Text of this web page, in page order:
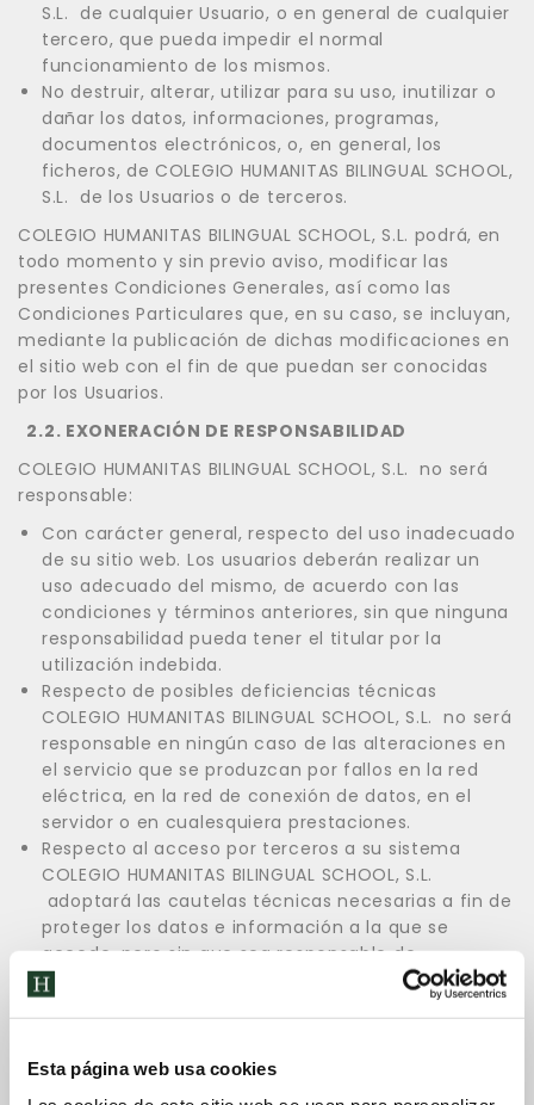
Esta página web usa cookies
S.L. de cualquier Usuario, o en general de cualquier
tercero, que pueda impedir el normal
funcionamiento de los mismos.
No destruir, alterar, utilizar para su uso, inutilizar o
dañar los datos, informaciones, programas,
documentos electrónicos, o, en general, los
ficheros, de COLEGIO HUMANITAS BILINGUAL SCHOOL,
S.L. de los Usuarios o de terceros.
COLEGIO HUMANITAS BILINGUAL SCHOOL, S.L. podrá, en
todo momento y sin previo aviso, modificar las
presentes Condiciones Generales, así como las
Condiciones Particulares que, en su caso, se incluyan,
mediante la publicación de dichas modificaciones en
el sitio web con el fin de que puedan ser conocidas
por los Usuarios.
2.2. EXONERACIÓN DE RESPONSABILIDAD
COLEGIO HUMANITAS BILINGUAL SCHOOL, S.L. no será
responsable:
Con carácter general, respecto del uso inadecuado
de su sitio web. Los usuarios deberán realizar un
uso adecuado del mismo, de acuerdo con las
condiciones y términos anteriores, sin que ninguna
responsabilidad pueda tener el titular por la
utilización indebida.
Respecto de posibles deficiencias técnicas
COLEGIO HUMANITAS BILINGUAL SCHOOL, S.L. no será
responsable en ningún caso de las alteraciones en
el servicio que se produzcan por fallos en la red
eléctrica, en la red de conexión de datos, en el
servidor o en cualesquiera prestaciones.
Respecto al acceso por terceros a su sistema
COLEGIO HUMANITAS BILINGUAL SCHOOL, S.L.
adoptará las cautelas técnicas necesarias a fin de
proteger los datos e información a la que se
accede, pero sin que sea responsable de
actuaciones de terceros que, vulnerando las
medidas de seguridad establecidas, accedan a los
COLEGIO HUMANITAS BILINGUAL SCHOOL, S.L. invierte
constantemente en medios tecnológicos que